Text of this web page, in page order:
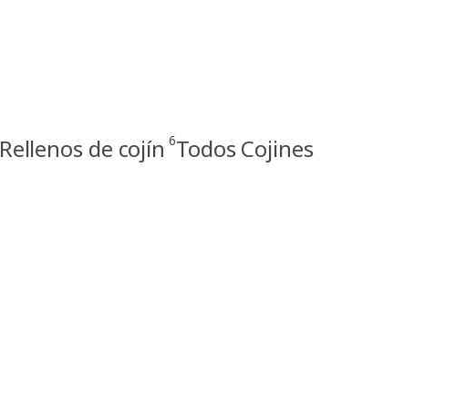
Rellenos de cojín 6Todos Cojines